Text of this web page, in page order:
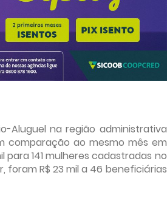
Aluguel na região administrativa
comparação ao mesmo mês em
para 141 mulheres cadastradas no
foram R$ 23 mil a 46 beneficiárias